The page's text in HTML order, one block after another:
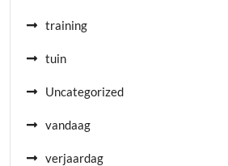
training
tuin
Uncategorized
vandaag
verjaardag